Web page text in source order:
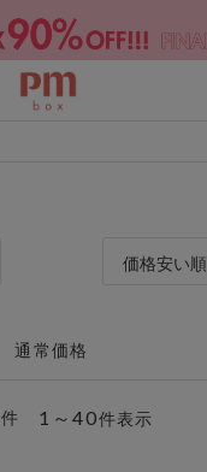
価格安い順
通常価格
1～40件表示
件